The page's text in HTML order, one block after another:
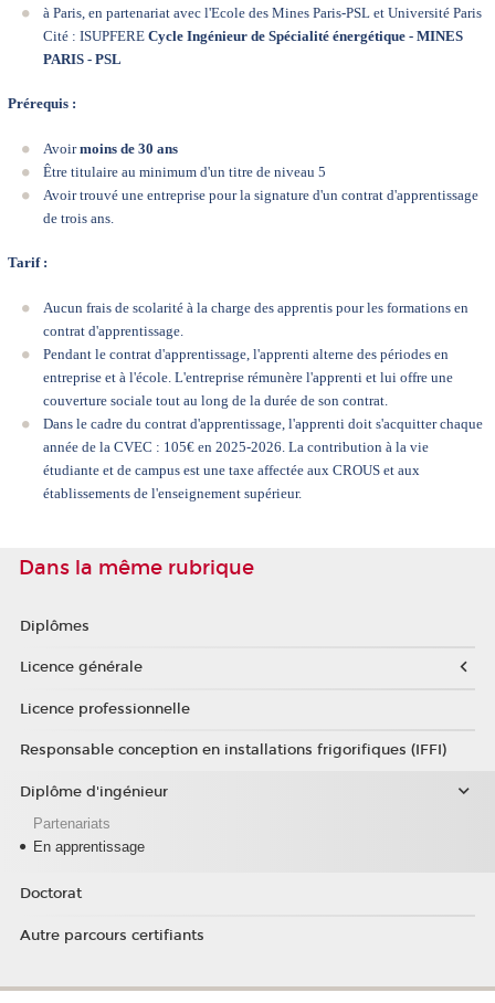
à Paris, en partenariat avec l'Ecole des Mines Paris-PSL et Université Paris
Cité : ISUPFERE Cycle Ingénieur de Spécialité énergétique - MINES
PARIS - PSL
Prérequis :
Avoirmoins de 30 ans
Être titulaire au minimum d'un titre de niveau 5
Avoir trouvé une entreprise pour la signature d'un contrat d'apprentissage
de trois ans.
Tarif :
Aucun frais de scolarité à la charge des apprentis pour les formations en
contrat d'apprentissage.
Pendant le contrat d'apprentissage, l'apprenti alterne des périodes en
entreprise et à l'école. L'entreprise rémunère l'apprenti et lui offre une
couverture sociale tout au long de la durée de son contrat.
Dans le cadre du contrat d'apprentissage, l'apprenti doit s'acquitter chaque
année de la CVEC : 105€ en 2025-2026. La contribution à la vie
étudiante et de campus est une taxe affectée aux CROUS et aux
établissements de l'enseignement supérieur.
Dans la même rubrique
Diplômes
Licence générale
Licence professionnelle
Responsable conception en installations frigorifiques (IFFI)
Diplôme d'ingénieur
Partenariats
En apprentissage
Doctorat
Autre parcours certifiants